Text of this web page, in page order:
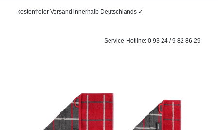
kostenfreier Versand innerhalb Deutschlands ✓
Service-Hotline: 0 93 24 / 9 82 86 29